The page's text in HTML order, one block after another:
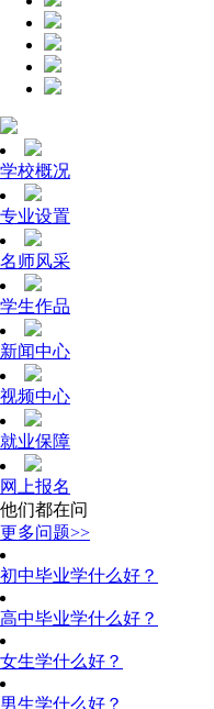
学校概况
专业设置
名师风采
学生作品
新闻中心
视频中心
就业保障
网上报名
他们都在问
更多问题>>
初中毕业学什么好？
高中毕业学什么好？
女生学什么好？
男生学什么好？